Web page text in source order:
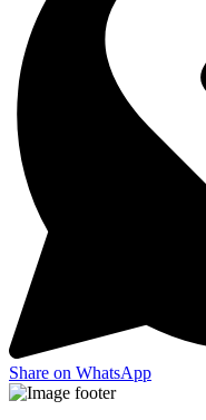
Share on WhatsApp